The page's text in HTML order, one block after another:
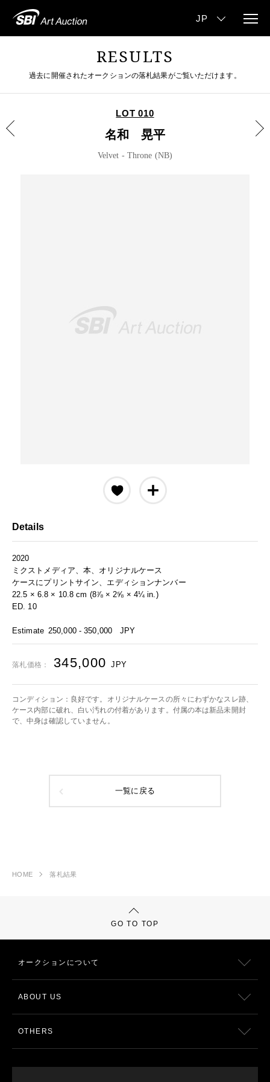
RESULTS
過去に開催されたオークションの落札結果がご覧いただけます。
LOT 010
名和 晃平
Velvet - Throne (NB)
Details
2020
ミクストメディア、本、オリジナルケース
ケースにプリントサイン、エディションナンバー
22.5 × 6.8 × 10.8 cm (8⅞ × 2⅝ × 4¼ in.)
ED. 10
Estimate 250,000 - 350,000 JPY
落札価格： 345,000 JPY
コンディション：良好です。オリジナルケースの所々にわずかなスレ跡、
ケース内部に破れ、白い汚れの付着があります。付属の本は新品未開封
で、中身は確認していません。
一覧に戻る
HOME 落札結果
GO TO TOP
オークションについて
ABOUT US
OTHERS